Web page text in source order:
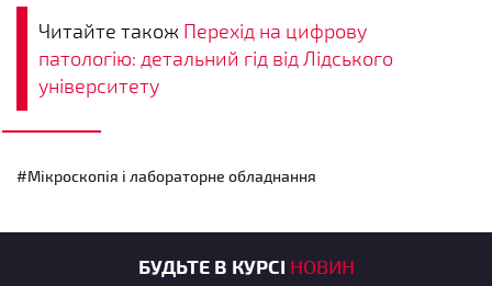
Читайте також Перехід на цифрову
патологію: детальний гід від Лідського
університету
#Мікроскопія і лабораторне обладнання
БУДЬТЕ В КУРСІ НОВИН